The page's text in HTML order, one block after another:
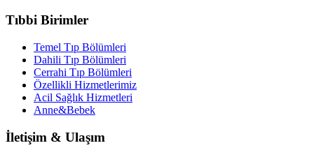
Tıbbi Birimler
Temel Tıp Bölümleri
Dahili Tıp Bölümleri
Cerrahi Tıp Bölümleri
Özellikli Hizmetlerimiz
Acil Sağlık Hizmetleri
Anne&Bebek
İletişim & Ulaşım